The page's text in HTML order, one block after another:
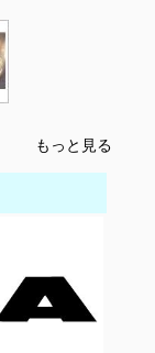
もっと見る